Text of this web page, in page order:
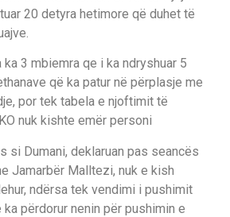
20 detyra hetimore që duhet të
ka 3 mbiemra qe i ka ndryshuar 5
që ka patur në përplasje me
por tek tabela e njoftimit të
nuk kishte emër personi
si Dumani, deklaruan pas seancës
Jamarbër Malltezi, nuk e kish
ndërsa tek vendimi i pushimit
përdorur nenin për pushimin e